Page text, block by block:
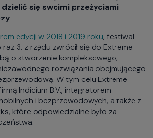
się swoimi przeżyciami
edycji w 2018 i 2019 roku, festiwal
3. z rzędu zwrócił się do Extreme
o stworzenie kompleksowego,
rozwiązania obejmującego
W tym celu Extreme
Indicium B.V., integratorem
i bezprzewodowych, a także z
które odpowiedzialne było za